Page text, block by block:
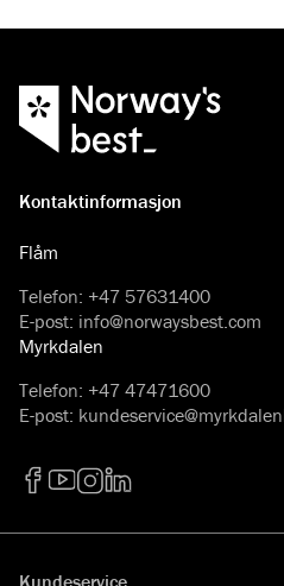
Kontaktinformasjon
Flåm
Telefon: +47 57631400
E-post: info@norwaysbest.com
Myrkdalen
Telefon: +47 47471600
E-post:
Kundeservice